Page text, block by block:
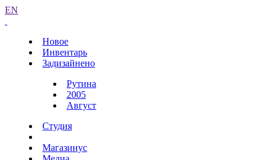
EN
Новое
Инвентарь
Задизайнено
Рутина
2005
Август
Студия
Магазинус